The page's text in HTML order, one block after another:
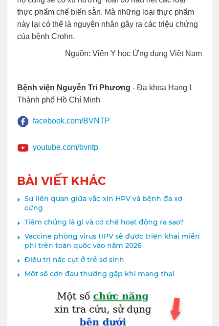
thực phẩm chế biến sẵn. Mà những loại thực phẩm
này lại có thể là nguyên nhân gây ra các triệu chứng
của bệnh Crohn.
Nguồn: Viện Y học Ứng dụng Việt Nam
Bệnh viện Nguyễn Tri Phương - Đa khoa Hạng I
Thành phố Hồ Chí Minh
facebook.com/BVNTP
youtube.com/bvntp
BÀI VIẾT KHÁC
Sự liên quan giữa vắc-xin HPV và bệnh đa xơ
cứng
Tiêm chủng là gì và cơ chế hoạt động ra sao?
Vaccine phòng virus HPV sẽ được triển khai miễn
phí trên toàn quốc vào năm 2026
Điều trị nấc cụt ở trẻ sơ sinh
Một số cơn đau thường gặp khi mang thai